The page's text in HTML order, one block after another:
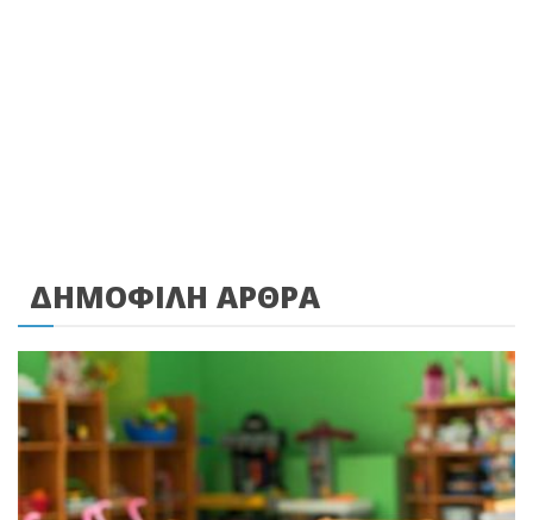
ΔΗΜΟΦΙΛΗ ΑΡΘΡΑ